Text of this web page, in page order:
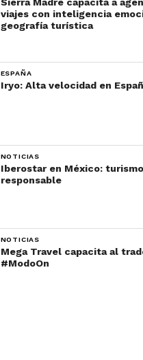
viajes con inteligencia
geografía turística
ESPAÑA
Iryo: Alta velocidad en
NOTICIAS
Iberostar en México: turismo
responsable
NOTICIAS
Mega Travel capacita al
#ModoOn